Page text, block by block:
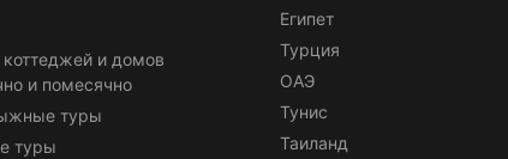
и домов
и помесячно
туры
туры
Египет
Турция
ОАЭ
Тунис
Таиланд